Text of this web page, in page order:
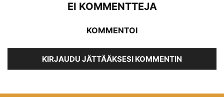
EI KOMMENTTEJA
KOMMENTOI
KIRJAUDU JÄTTÄÄKSESI KOMMENTIN